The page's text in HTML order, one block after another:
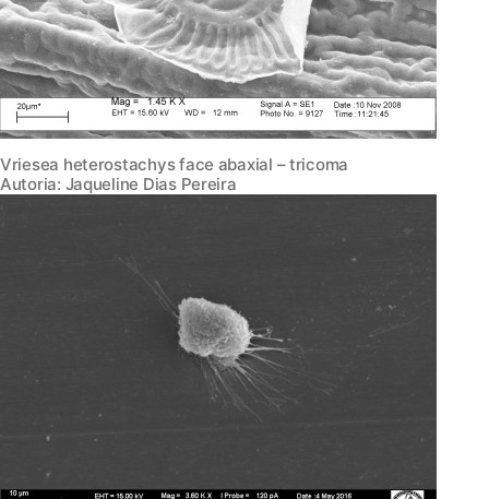
Vriesea heterostachys face abaxial – tricoma
Autoria: Jaqueline Dias Pereira